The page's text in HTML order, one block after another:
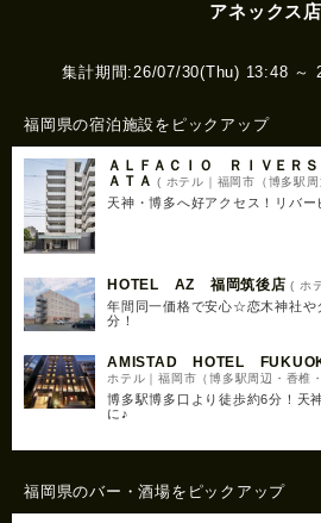
アネックス店
集計期間:26/07/30(Thu) 13:48 ～
福岡県の宿泊施設をピックアップ
ＡＬＦＡＣＩＯ ＲＩＶＥＲ
ＡＴＡ ( ホテル｜福岡市（博多駅
天神・博多へ好アクセス！リバ
HOTEL AZ 福岡筑後店 ( ホ
年間同一価格で安心☆恋木神社や
分！
AMISTAD HOTEL
ホテル｜福岡市（博多駅周辺・香椎
博多駅博多口より徒歩約6分！天
に♪
福岡県のバー・酒場をピックアップ